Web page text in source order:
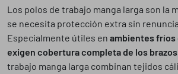
Los polos de trabajo manga larga son la
se necesita protección extra sin
Especialmente útiles en ambientes fríos
exigen cobertura completa de los brazos
trabajo manga larga combinan tejidos